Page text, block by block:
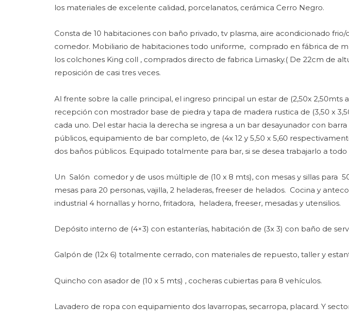
los materiales de excelente calidad, porcelanatos, cerámica Cerro Negro.
Consta de 10 habitaciones con baño privado, tv plasma, aire acondicionado
comedor. Mobiliario de habitaciones todo uniforme, comprado en fábrica de
los colchones King coll , comprados directo de fabrica Limasky.( De 22cm de
reposición de casi tres veces.
Al frente sobre la calle principal, el ingreso principal un estar de (2,50x 2,50mts
recepción con mostrador base de piedra y tapa de madera rustica de (3,50 x
cada uno. Del estar hacia la derecha se ingresa a un bar desayunador con
públicos, equipamiento de bar completo, de (4x 12 y 5,50 x 5,60
dos baños públicos. Equipado totalmente para bar, si se desea trabajarlo a
Un Salón comedor y de usos múltiple de (10 x 8 mts), con mesas y sillas para
mesas para 20 personas, vajilla, 2 heladeras, freeser de helados. Cocina y
industrial 4 hornallas y horno, fritadora, heladera, freeser, mesadas y utensilios.
Depósito interno de (4×3) con estanterías, habitación de (3x 3) con baño de
Galpón de (12x 6) totalmente cerrado, con materiales de repuesto, taller y
Quincho con asador de (10 x 5 mts) , cocheras cubiertas para 8 vehículos.
Lavadero de ropa con equipamiento dos lavarropas, secarropa, placard. Y